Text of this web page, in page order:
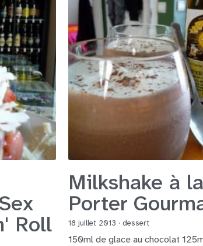
Roll
Milkshake à la
Porter
18 juillet 2013 ·dessert
150ml de glace au chocolat